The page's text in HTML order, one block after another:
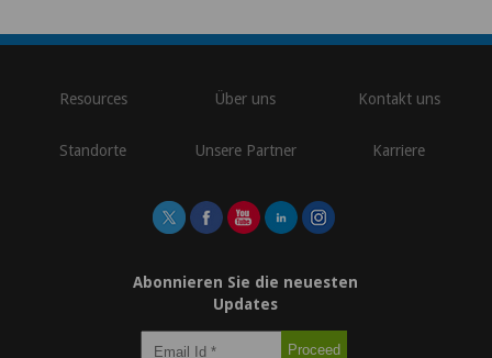
Resources Über uns Kontakt uns
Standorte Unsere Partner Karriere
Abonnieren Sie die neuesten
Updates
\